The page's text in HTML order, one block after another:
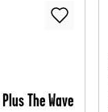
The Wave